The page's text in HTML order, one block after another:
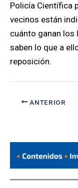
Policía Científica
vecinos están
cuánto ganan
saben lo que a
reposición.
ANTERIOR